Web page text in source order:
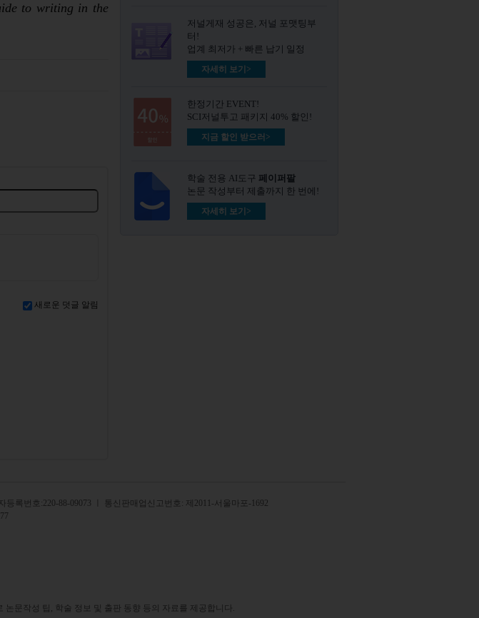
to writing in the
새로운 덧글 알림
저널게재 성공은, 저널 포맷팅부
터!
업계 최저가 + 빠른 납기 일정
자세히 보기>
한정기간 EVENT!
SCI저널투고 패키지 40% 할인!
지금 할인 받으러>
학술 전용 AI도구 페이퍼팔
논문 작성부터 제출까지 한 번에!
자세히 보기>
등록번호:220-88-09073 ㅣ 통신판매업신고번호: 제2011-서울마포-1692
문작성 팁, 학술 정보 및 출판 동향 등의 자료를 제공합니다.